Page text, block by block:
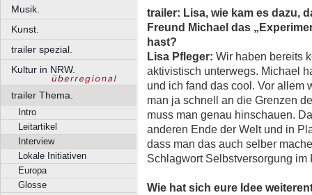
Musik.
Kunst.
trailer spezial.
Kultur in NRW.
trailer Thema.
Intro
Leitartikel
Interview
Lokale Initiativen
Europa
Glosse
trailer: Lisa, wie kam es dazu,
Freund Michael das
hast?
Lisa Pfleger: Wir haben bereits
aktivistisch unterwegs. Michael
und ich fand das cool. Vor allem
man ja schnell an die Grenzen
muss man genau hinschauen.
anderen Ende der Welt und in
dass man das auch selber
Schlagwort Selbstversorgung im
Wie hat sich eure Idee